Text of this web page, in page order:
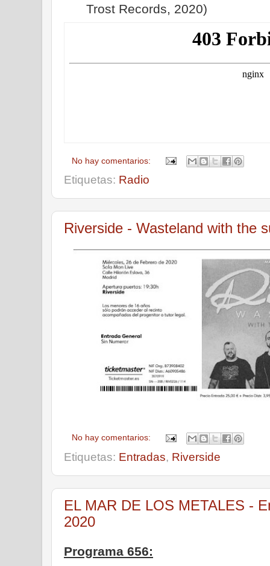
Trost Records, 2020)
No hay comentarios:
Etiquetas: Radio
Riverside - Wasteland with the
No hay comentarios:
Etiquetas: Entradas, Riverside
EL MAR DE LOS METALES -
2020
Programa 656: